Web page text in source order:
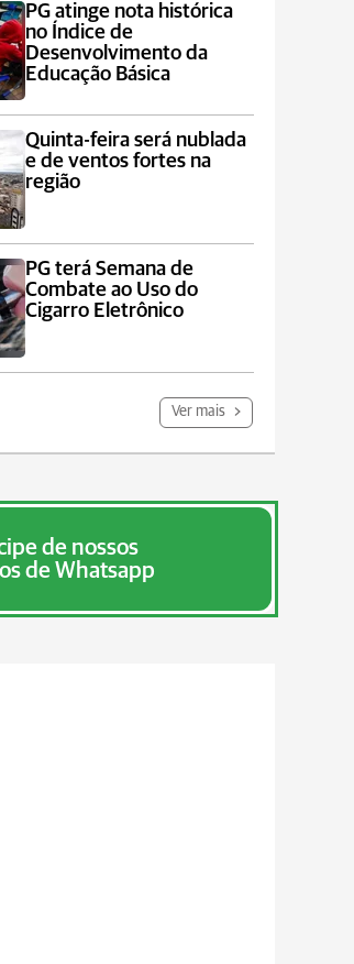
PG atinge nota histórica
no Índice de
Desenvolvimento da
Educação Básica
Quinta-feira será nublada
e de ventos fortes na
região
PG terá Semana de
Combate ao Uso do
Cigarro Eletrônico
Ver mais
de nossos
de Whatsapp